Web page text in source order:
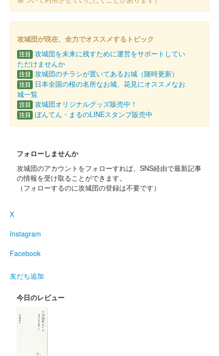
子檀嶺城 御城印
真田家に仕えた小山田茂誠の所領と伝えられる。
子檀嶺城 御城印 第二版
和紙と城名の文字の色が変更されている。
青木村の紅葉と新そばの季節として名産のタチアカネ蕎麦をデザ
インした。
子檀嶺城 御城印
200枚限定。
攻城団が現在、全力でオススメするトピック
注目 攻城団を未来に残すために運営をサポートしてい
ただけませんか
注目 攻城団のチラシが置いてあるお城（随時更新）
注目
日本全国の桜の名所なお城、花見にオススメなお
城一覧
注目 攻城団オリジナルグッズ販売中！
注目 ぼんてん・まるのLINEスタンプ販売中
フォローしませんか
攻城団のアカウントをフォローすれば、SNS経由で最新記事
の情報を受け取ることができます。
（フォローするのに攻城団の登録は不要です）
X
Instagram
Facebook
友だち追加
今日のレビュー